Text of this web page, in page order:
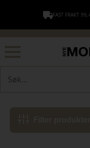
FAST FRAKT 99,-